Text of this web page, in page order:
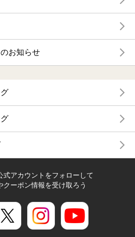
お知らせ
式アカウントをフォローして
クーポン情報を受け取ろう